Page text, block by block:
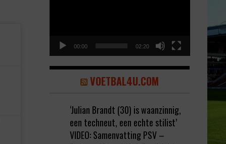
00:00 02:20
VOETBAL4U.COM
‘Julian Brandt (30) is waanzinnig,
een techneut, een echte stilist’
VIDEO: Samenvatting PSV –